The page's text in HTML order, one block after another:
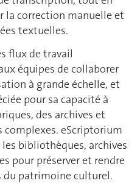
la correction manuelle et
textuelles.
flux de travail
équipes de collaborer
à grande échelle, et
pour sa capacité à
des archives et
complexes. eScriptorium
bibliothèques, archives
pour préserver et rendre
du patrimoine culturel.